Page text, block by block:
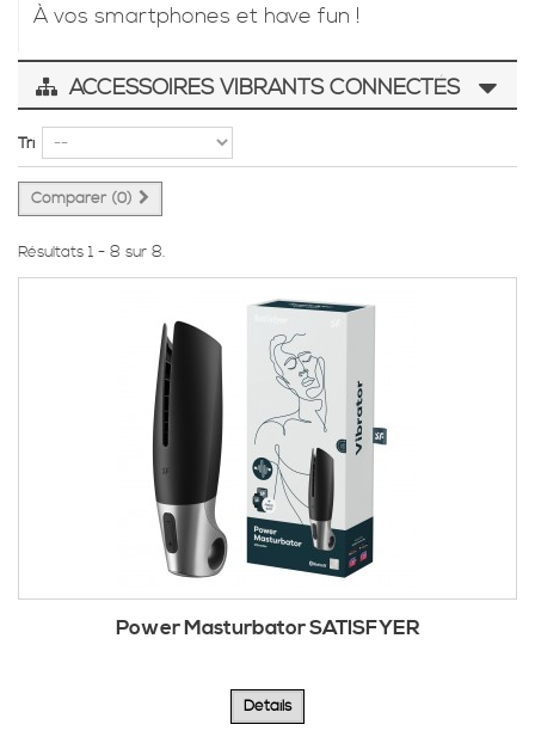
À vos smartphones et have fun !
ACCESSOIRES VIBRANTS CONNECTÉS
Tri
Comparer (0)
Résultats 1 - 8 sur 8.
Power Masturbator SATISFYER
Détails